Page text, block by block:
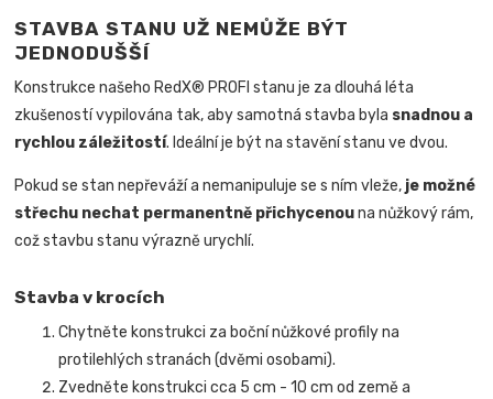
STAVBA STANU UŽ NEMŮŽE BÝT
JEDNODUŠŠÍ
Konstrukce našeho RedX® PROFI stanu je za dlouhá léta
zkušeností vypilována tak, aby samotná stavba byla snadnou a
rychlou záležitostí. Ideální je být na stavění stanu ve dvou.
Pokud se stan nepřeváží a nemanipuluje se s ním vleže, je možné
střechu nechat permanentně přichycenouna nůžkový rám,
což stavbu stanu výrazně urychlí.
Stavba v krocích
Chytněte konstrukci za boční nůžkové profily na
protilehlých stranách (dvěmi osobami).
Zvedněte konstrukci cca 5 cm - 10 cm od země a